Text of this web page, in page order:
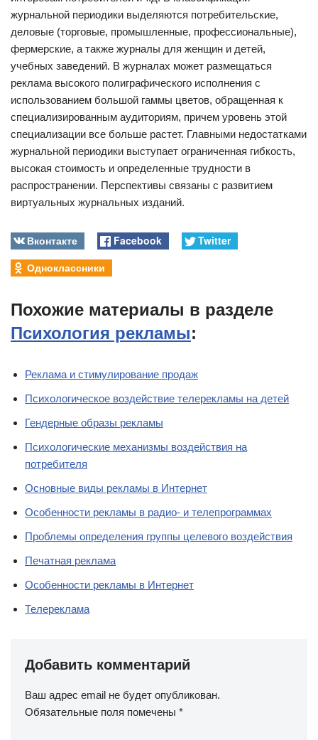
журнальной периодики выделяются потребительские,
деловые (торговые, промышленные, профессиональные),
фермерские, а также журналы для женщин и детей,
учебных заведений. В журналах может размещаться
реклама высокого полиграфического исполнения с
использованием большой гаммы цветов, обращенная к
специализированным аудиториям, причем уровень этой
специализации все больше растет. Главными недостатками
журнальной периодики выступает ограниченная гибкость,
высокая стоимость и определенные трудности в
распространении. Перспективы связаны с развитием
виртуальных журнальных изданий.
Вконтакте Facebook
Twitter
Одноклассники
Похожие материалы в разделе
Психология рекламы:
Реклама и стимулирование продаж
Психологическое воздействие телерекламы на детей
Гендерные образы рекламы
Психологические механизмы воздействия на
потребителя
Основные виды рекламы в Интернет
Особенности рекламы в радио- и телепрограммах
Проблемы определения группы целевого воздействия
Печатная реклама
Особенности рекламы в Интернет
Телереклама
Добавить комментарий
Ваш адрес email не будет опубликован.
Обязательные поля помечены *